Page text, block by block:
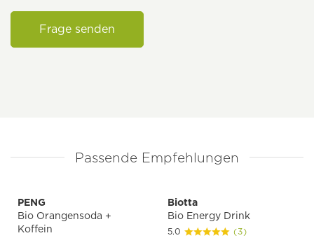
Frage senden
Passende Empfehlungen
PENG
Bio Orangensoda +
Koffein
Biotta
Bio Energy Drink
5.0 (3)